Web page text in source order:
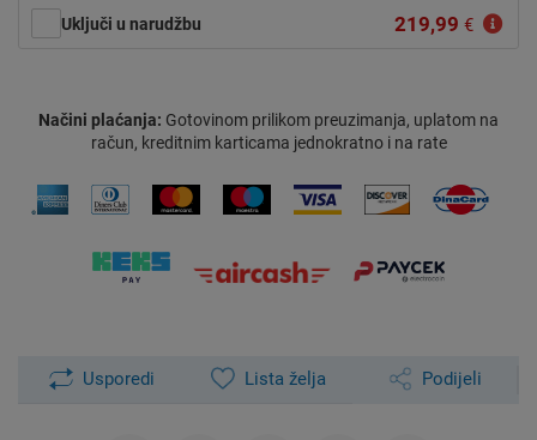
Uključi u narudžbu 219,99 €
Načini plaćanja: Gotovinom prilikom preuzimanja, uplatom na
račun, kreditnim karticama jednokratno i na rate
Usporedi Lista želja Podijeli